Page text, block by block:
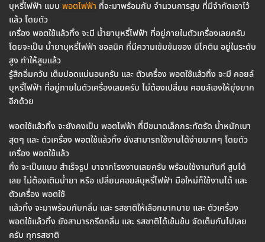
บุหรี่ไฟฟ้า แบบ พอตไฟฟ้า ที่จะมาพร้อมกับ จำนวนการสูบ ที่มีจำกัดเอาไว้
แล้ว โดยตัว
เครื่อง พอตใช้แล้วทิ้ง จะมี น้ำยาบุหรี่ไฟฟ้า ที่อยู่ภายในตัวเครื่องเลยครับ
โดยจะเป็น น้ำยาบุหรี่ไฟฟ้า ซอลนิค ที่มีความเข้มข้นของ นิโคติน อยู่ในระดับ
สูง ทำให้สูบแล้ว
รู้สึกอิ่มควัน เต็มปอดแน่นอนครับ และ ตัวเครื่อง พอตใช้แล้วทิ้ง จะมี คอยล์
บุหรี่ไฟฟ้า ที่อยู่ภายในตัวเครื่องเลยครับ ไม่ต้องเปลี่ยน คอยล์เองให้ยุ่งยาก
อีกด้วย
พอตใช้แล้วทิ้ง จะยังคงเป็น พอตไฟฟ้า ที่มีขนาดเล็กกระทัดรัด น้ำหนักเบา
สุดๆ และ ตัวเครื่อง พอตใช้แล้วทิ้ง ยังสามารถใช้งานได้ง่ายมากๆ โดยตัว
เครื่อง พอตใช้แล้ว
ทิ้ง จะเป็นแบบ สำเร็จรูป มาจากโรงงานเลยครับ พร้อมใช้งานทันที สูบได้
เลย ไม่ต้องเติมน้ำยา หรือ เปลี่ยนคอยล์บุหรี่ไฟฟ้า มือใหม่ก็ใช้งานได้ และ
ตัวเครื่อง พอตใช้
แล้วทิ้ง จะมาพร้อมกับกลิ่น และ รสชาติให้เลือกมากมาย และ ตัวเครื่อง
พอตใช้แล้วทิ้ง ยังสามารถรีดกลิ่น และ รสชาติได้เข้มข้น จัดเต็มกันไปเลย
ครับ ทุกรสชาติ